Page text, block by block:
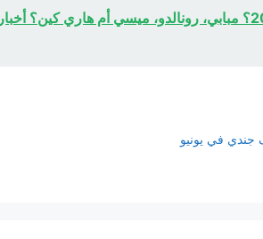
من هم أبرز المرشحين لحذاء هدّافي كأس العالم 2026؟ مبابي، رونالدو، ميسي أم هاري كين؟ أخبار